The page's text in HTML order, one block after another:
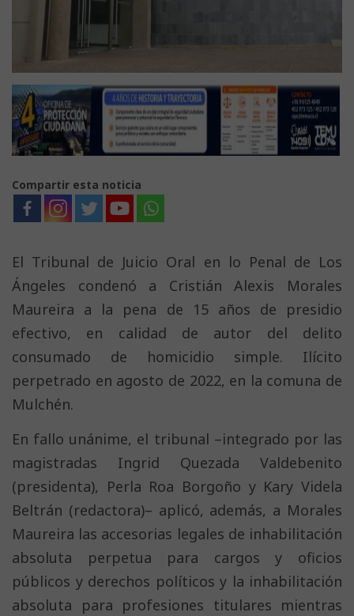
Compartir esta noticia
El Tribunal de Juicio Oral en lo Penal de Los
Ángeles condenó a Cristián Alexis Morales
Maureira a la pena de 15 años de presidio
efectivo, en calidad de autor del delito
consumado de homicidio simple. Ilícito
perpetrado en agosto de 2022, en la comuna de
Mulchén.
En fallo unánime, el tribunal –integrado por las
magistradas Ingrid Quezada Valdebenito
(presidenta), Perla Roa Borgoño y Kary Videla
Beltrán (redactora)– aplicó, además, a Morales
Maureira las accesorias legales de inhabilitación
absoluta perpetua para cargos y oficios
públicos y derechos políticos y la inhabilitación
absoluta para profesiones titulares mientras